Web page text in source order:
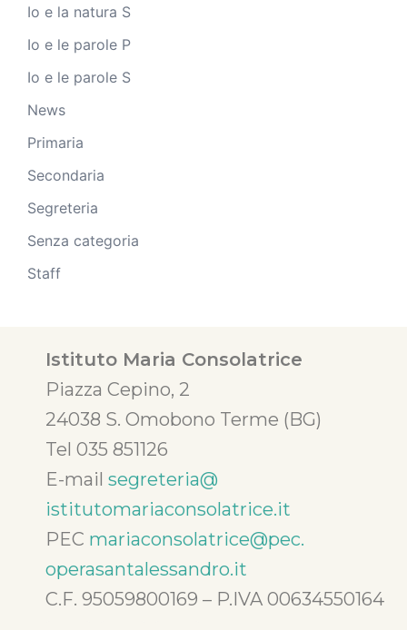
Io e la natura S
Io e le parole P
Io e le parole S
News
Primaria
Secondaria
Segreteria
Senza categoria
Staff
Istituto Maria Consolatrice
Piazza Cepino, 2
24038 S. Omobono Terme (BG)
Tel 035 851126
E-mail segreteria@
istitutomariaconsolatrice.it
PEC mariaconsolatrice@pec.
operasantalessandro.it
C.F. 95059800169 – P.IVA 00634550164